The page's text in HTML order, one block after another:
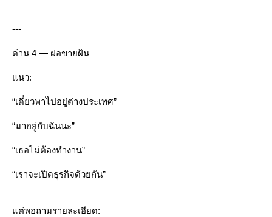
---
ด่าน 4 — ฝอขายฝัน
นว:
“เดี๋ยวพาไปอยู่ต่างประเทศ”
“มาอยู่กับฉันนะ”
“เธอไม่ต้องทำงาน”
“เราจะเปิดธุรกิจด้วยกัน”
ต่พอถามรายละเอียด: